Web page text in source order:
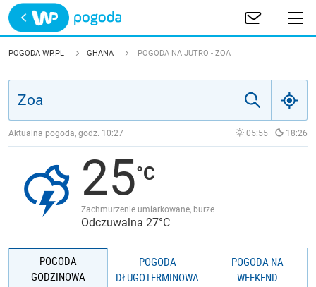
Trwa ładowanie
POLSKA
JAKOŚĆ POWIETRZA
POGODA WP.PL GHANA POGODA NA JUTRO - ZOA
Aktualna pogoda, godz. 10:27 05:55 18:26
25
Zachmurzenie umiarkowane, burze
Odczuwalna 27°C
POGODA
GODZINOWA
POGODA
DŁUGOTERMINOWA
POGODA NA
WEEKEND